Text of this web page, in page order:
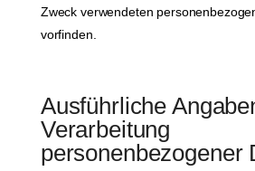
Zweck verwendeten
vorfinden.
Ausführliche
Verarbeitung
personenbezogener